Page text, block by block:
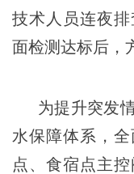
技术人员连夜
面检测达标后，
为提升突发情
水保障体系，
点、食宿点主